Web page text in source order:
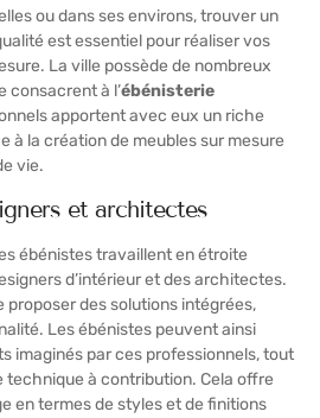
ou dans ses environs, trouver un
est essentiel pour réaliser vos
La ville possède de nombreux
consacrent à l’ébénisterie
apportent avec eux un riche
à la création de meubles sur mesure
vie.
et architectes
ébénistes travaillent en étroite
d’intérieur et des architectes.
proposer des solutions intégrées,
Les ébénistes peuvent ainsi
imaginés par ces professionnels, tout
à contribution. Cela offre
en termes de styles et de finitions